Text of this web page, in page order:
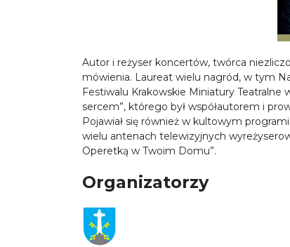
Autor i reżyser koncertów, twórca
mówienia. Laureat wielu nagród, w tym
Festiwalu Krakowskie Miniatury
sercem”, którego był współautorem i
Pojawiał się również w kultowym
wielu antenach telewizyjnych
Operetką w Twoim Domu”.
Organizatorzy